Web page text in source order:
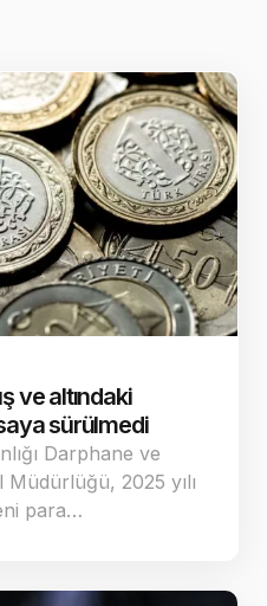
ve altındaki
sürülmedi
Darphane ve
Müdürlüğü, 2025 yılı
para…